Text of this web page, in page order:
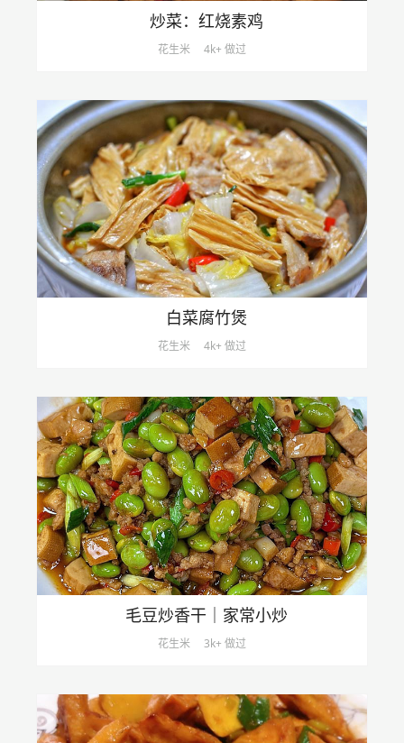
炒菜：红烧素鸡
花生米 4k+ 做过
白菜腐竹煲
花生米 4k+ 做过
毛豆炒香干｜家常小炒
花生米 3k+ 做过